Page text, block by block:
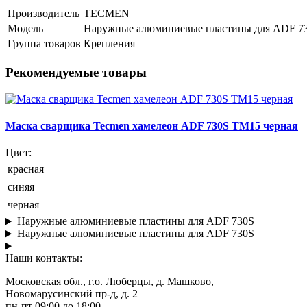
Производитель TECMEN
Модель
Наружные алюминиевые пластины для ADF
Группа товаров Крепления
Рекомендуемые товары
Маска сварщика Tecmen хамелеон ADF 730S TM15 черная
Цвет:
красная
синяя
черная
Наружные алюминиевые пластины для ADF 730S
Наружные алюминиевые пластины для ADF 730S
Наши контакты:
Московская обл., г.о. Люберцы, д. Машково,
Новомарусинский пр-д, д. 2